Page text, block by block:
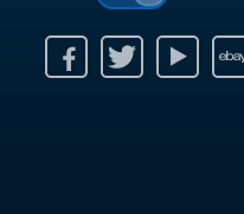
Youtube Ebay